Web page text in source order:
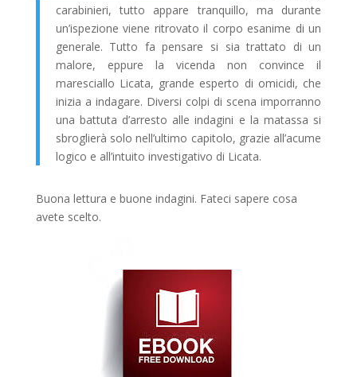
carabinieri, tutto appare tranquillo, ma durante
un’ispezione viene ritrovato il corpo esanime di un
generale. Tutto fa pensare si sia trattato di un
malore, eppure la vicenda non convince il
maresciallo Licata, grande esperto di omicidi, che
inizia a indagare. Diversi colpi di scena imporranno
una battuta d’arresto alle indagini e la matassa si
sbroglierà solo nell’ultimo capitolo, grazie all’acume
logico e all’intuito investigativo di Licata.
Buona lettura e buone indagini. Fateci sapere cosa
avete scelto.